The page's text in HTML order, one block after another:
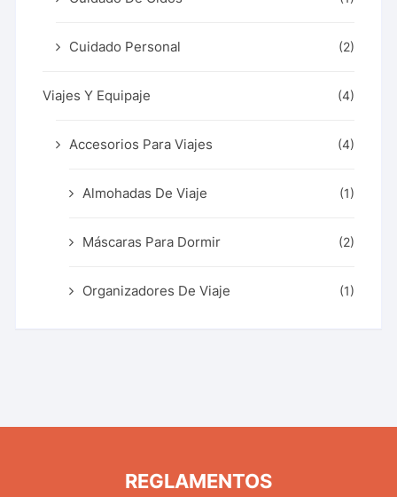
Cuidado Personal (2)
Viajes Y Equipaje (4)
Accesorios Para Viajes (4)
Almohadas De Viaje (1)
Máscaras Para Dormir (2)
Organizadores De Viaje (1)
REGLAMENTOS